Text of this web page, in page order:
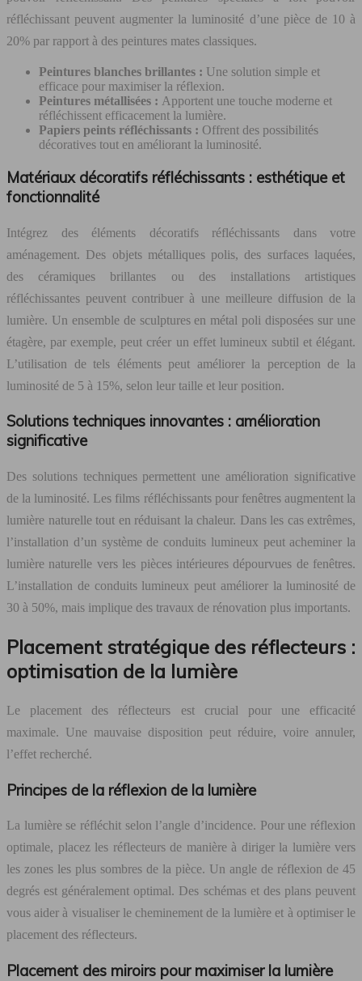
réfléchissant peuvent augmenter la luminosité d’une pièce de 10 à
20% par rapport à des peintures mates classiques.
Peintures blanches brillantes : Une solution simple et
efficace pour maximiser la réflexion.
Peintures métallisées : Apportent une touche moderne et
réfléchissent efficacement la lumière.
Papiers peints réfléchissants : Offrent des possibilités
décoratives tout en améliorant la luminosité.
Matériaux décoratifs réfléchissants : esthétique et
fonctionnalité
Intégrez des éléments décoratifs réfléchissants dans votre
aménagement. Des objets métalliques polis, des surfaces laquées,
des céramiques brillantes ou des installations artistiques
réfléchissantes peuvent contribuer à une meilleure diffusion de la
lumière. Un ensemble de sculptures en métal poli disposées sur une
étagère, par exemple, peut créer un effet lumineux subtil et élégant.
L’utilisation de tels éléments peut améliorer la perception de la
luminosité de 5 à 15%, selon leur taille et leur position.
Solutions techniques innovantes : amélioration
significative
Des solutions techniques permettent une amélioration significative
de la luminosité. Les films réfléchissants pour fenêtres augmentent la
lumière naturelle tout en réduisant la chaleur. Dans les cas extrêmes,
l’installation d’un système de conduits lumineux peut acheminer la
lumière naturelle vers les pièces intérieures dépourvues de fenêtres.
L’installation de conduits lumineux peut améliorer la luminosité de
30 à 50%, mais implique des travaux de rénovation plus importants.
Placement stratégique des réflecteurs :
optimisation de la lumière
Le placement des réflecteurs est crucial pour une efficacité
maximale. Une mauvaise disposition peut réduire, voire annuler,
l’effet recherché.
Principes de la réflexion de la lumière
La lumière se réfléchit selon l’angle d’incidence. Pour une réflexion
optimale, placez les réflecteurs de manière à diriger la lumière vers
les zones les plus sombres de la pièce. Un angle de réflexion de 45
degrés est généralement optimal. Des schémas et des plans peuvent
vous aider à visualiser le cheminement de la lumière et à optimiser le
placement des réflecteurs.
Placement des miroirs pour maximiser la lumière